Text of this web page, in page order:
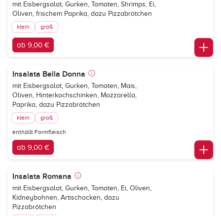
mit Eisbergsalat, Gurken, Tomaten, Shrimps, Ei,
Oliven, frischem Paprika, dazu Pizzabrötchen
klein groß
ab 9,00 €
Insalata Bella Donna
mit Eisbergsalat, Gurken, Tomaten, Mais,
Oliven, Hinterkochschinken, Mozzarella,
Paprika, dazu Pizzabrötchen
klein groß
enthällt Formfleisch
ab 9,00 €
Insalata Romana
mit Eisbergsalat, Gurken, Tomaten, Ei, Oliven,
Kidneybohnen, Artischocken, dazu
Pizzabrötchen